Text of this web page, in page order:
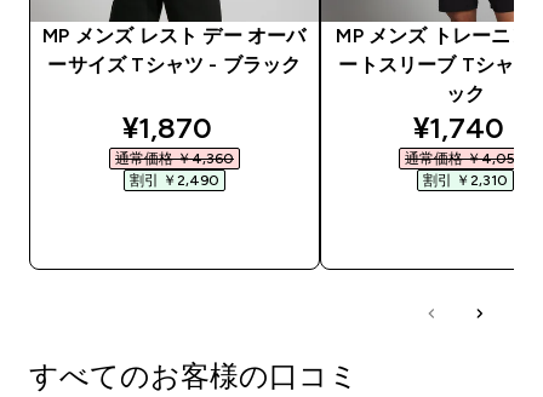
MP メンズ レスト デー オーバ
ーサイズ Tシャツ - ブラック
discounted price
¥1,870‎
通常価格 ￥4,360‎
割引 ￥2,490‎
MP メンズ トレーニン
ートスリーブ Tシャツ
ック
¥1,740‎
通常価格 ￥4,050‎
割引 ￥2,310‎
すべてのお客様の口コミ